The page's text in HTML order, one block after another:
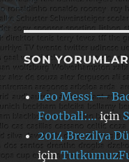
SON YORUMLAR
Leo Messi —
Football:…için
2014 Brezilya
için